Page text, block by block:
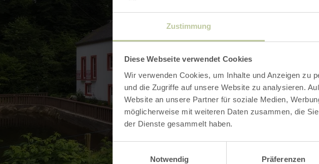
Zustimmung
Diese Webseite verwendet Cookies
Wir verwenden Cookies, um Inhalte und Anzeigen zu
und die Zugriffe auf unsere Website zu analysieren.
Website an unsere Partner für soziale Medien,
möglicherweise mit weiteren Daten zusammen, die
der Dienste gesammelt haben.
Notwendig
Präferenzen